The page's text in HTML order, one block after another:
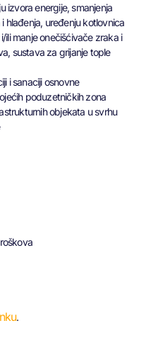
izvora energije, smanjenja
hlađenja, uređenju kotlovnica
ili manje onečišćivače zraka i
sustava za grijanje tople
i sanaciji osnovne
poduzetničkih zona
objekata u svrhu
.